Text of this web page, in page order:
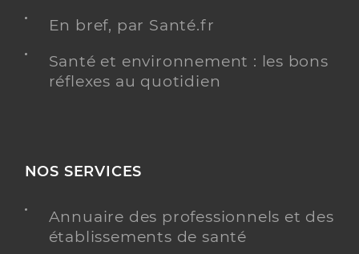
En bref, par Santé.fr
Santé et environnement : les bons
réflexes au quotidien
NOS SERVICES
Annuaire des professionnels et des
établissements de santé